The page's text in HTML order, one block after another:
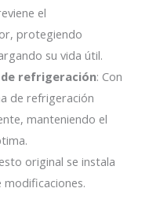
el
protegiendo
su vida útil.
refrigeración: Con
de refrigeración
manteniendo el
original se instala
modificaciones.